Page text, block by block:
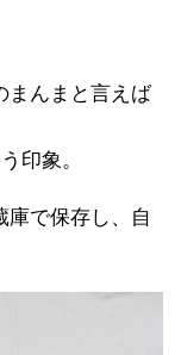
まんまと言えば
印象。
庫で保存し、自